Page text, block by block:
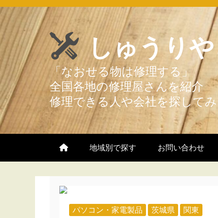
Skip
to
content
しゅうり
地域別で探す お問い合わせ
パソコン・家電製品 茨城県 関東